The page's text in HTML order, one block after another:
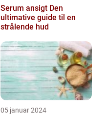
Serum ansigt Den
ultimative guide til en
strålende hud
05 januar 2024